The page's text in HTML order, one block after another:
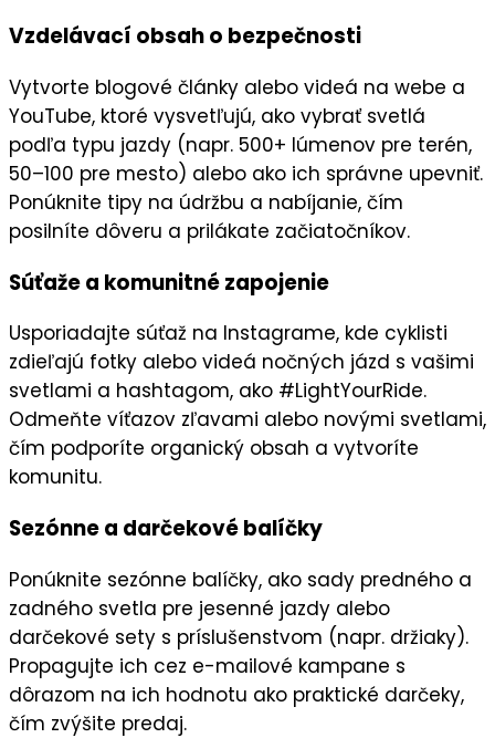
Vzdelávací obsah o bezpečnosti
Vytvorte blogové články alebo videá na webe a
YouTube, ktoré vysvetľujú, ako vybrať svetlá
podľa typu jazdy (napr. 500+ lúmenov pre terén,
50–100 pre mesto) alebo ako ich správne upevniť.
Ponúknite tipy na údržbu a nabíjanie, čím
posilníte dôveru a prilákate začiatočníkov.
Súťaže a komunitné zapojenie
Usporiadajte súťaž na Instagrame, kde cyklisti
zdieľajú fotky alebo videá nočných jázd s vašimi
svetlami a hashtagom, ako #LightYourRide.
Odmeňte víťazov zľavami alebo novými svetlami,
čím podporíte organický obsah a vytvoríte
komunitu.
Sezónne a darčekové balíčky
Ponúknite sezónne balíčky, ako sady predného a
zadného svetla pre jesenné jazdy alebo
darčekové sety s príslušenstvom (napr. držiaky).
Propagujte ich cez e-mailové kampane s
dôrazom na ich hodnotu ako praktické darčeky,
čím zvýšite predaj.